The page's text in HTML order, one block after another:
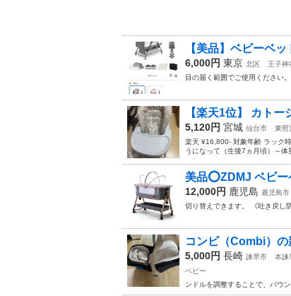
【美品】ベビーベ
6,000円 東京 北区 王子神
目の届く範囲でご使用ください
【楽天1位】 カト
5,120円 宮城 仙台市 東照
楽天 ¥16,800- 対象年齢 ラック
うになって（生後7ヵ月頃）～
美品⭕️ZDMJ ベビー
12,000円 鹿児島 鹿児島市
切り替えできます。 《吐き戻し
コンビ（Combi）
5,000円 長崎 諫早市 本諫
ベビー
ンドルを調整することで、バウ